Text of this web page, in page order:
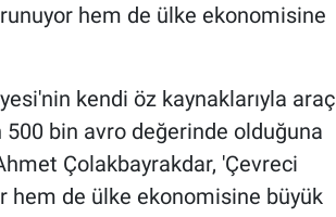
hem de ülke ekonomisine
kendi öz kaynaklarıyla araç
bin avro değerinde olduğuna
Çolakbayrakdar, 'Çevreci
hem de ülke ekonomisine büyük